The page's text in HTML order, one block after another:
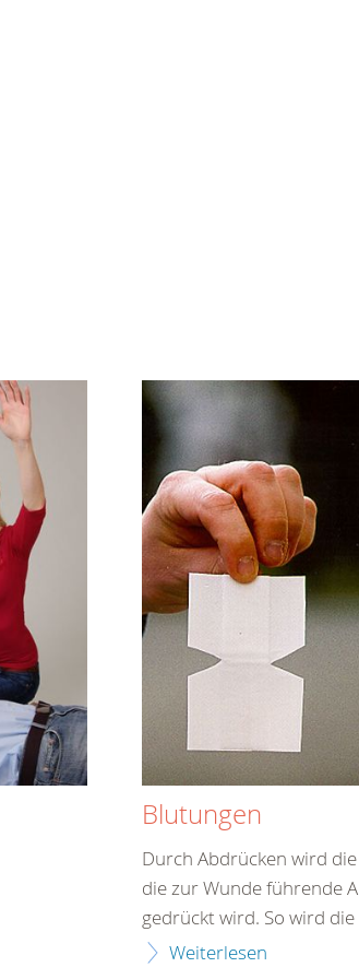
Blutungen
Durch Abdrücken wird
die zur Wunde führende
gedrückt wird. So wird
Weiterlesen